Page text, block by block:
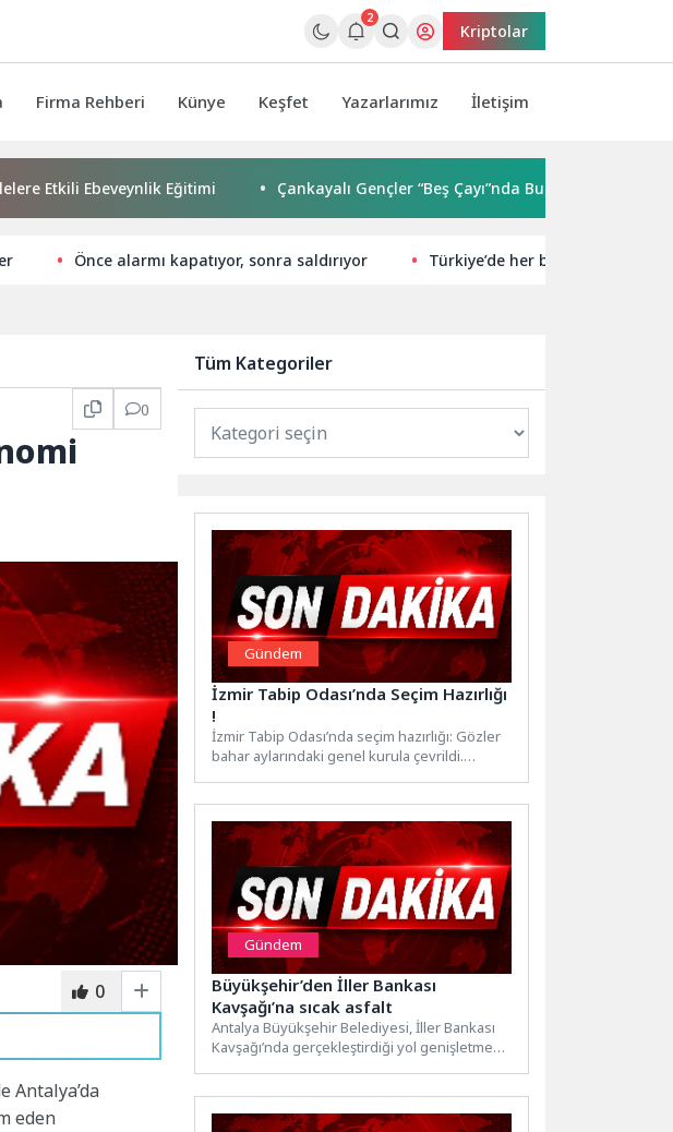
2
Kriptolar
Firma Rehberi Künye Keşfet Yazarlarımız İletişim
Ebeveynlik Eğitimi Çankayalı Gençler “Beş Çayı”nda Buluşuyor
Önce alarmı kapatıyor, sonra saldırıyor Türkiye’de her beş kişiden biri
0
0
Antalya’da
eden
Tüm Kategoriler
Gündem
İzmir Tabip Odası’nda Seçim Hazırlığı
!
İzmir Tabip Odası’nda seçim hazırlığı: Gözler
bahar aylarındaki genel kurula çevrildi.
Gündem
Büyükşehir’den İller Bankası
Kavşağı’na sıcak asfalt
Antalya Büyükşehir Belediyesi, İller Bankası
Kavşağı’nda gerçekleştirdiği yol genişletme